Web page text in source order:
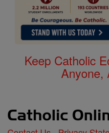
Keep Catholic
Anyone,